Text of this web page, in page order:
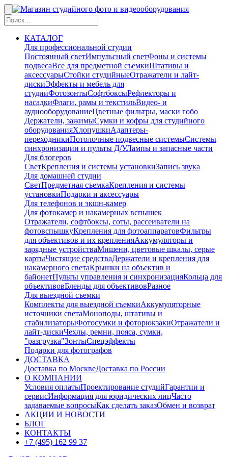
КАТАЛОГ
Для профессиональной студии
Постоянный светИмпульсный светФоны и системы
подвесаВсе для предметной съемкиШтативы и
аксессуарыСтойки студийныеОтражатели и лайт-
дискиЭффекты и мебель для
студииФотозонтыСофтбоксыРефлекторы и
насадкиФлаги, рамы и текстильВидео- и
аудиооборудованиеЦветные фильтры, маски гобо
Держатели, зажимыСумки и кофры для студийного
оборудованияХлопушкиАдаптеры-
переходникиПотолочные подвесные системыСистемы
синхронизации и пульты Д/УЛампы и запасные части
Для блогеров
СветКрепления и системы установкиЗапись звука
Для домашней студии
СветПредметная съемкаКрепления и системы
установкиПодарки и аксессуары
Для телефонов и экшн-камер
Для фотокамер и накамерных вспышек
Отражатели, софтбоксы, соты, рассеиватели на
фотовспышкуКрепления для фотоаппаратовФильтры
для объективов и их крепленияАккумуляторы и
зарядные устройстваМишени, цветовые шкалы, серые
картыЧистящие средстваДержатели и крепления для
накамерного светаКрышки на объектив и
байонетПульты управления и синхронизацияКольца для
объективовБленды для объективовРазное
Для выездной съемки
Комплекты для выездной съемкиАккумуляторные
источники светаМоноподы, штативы и
стабилизаторыФотосумки и фоторюкзакиОтражатели и
лайт-дискиЧехлы, ремни, пояса, сумки,
"разгрузка"ЗонтыСпецэффекты
Подарки для фотографов
ДОСТАВКА
Доставка по МосквеДоставка по России
О КОМПАНИИ
Условия оплатыПроектирование студийГарантии и
сервисИнформация для юридических лицЧасто
задаваемые вопросыКак сделать заказОбмен и возврат
АКЦИИ И НОВОСТИ
БЛОГ
КОНТАКТЫ
+7 (495) 162 99 37